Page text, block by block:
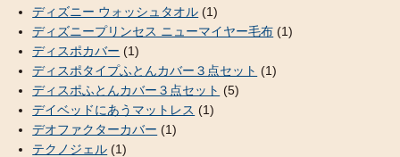
ディズニー ウォッシュタオル (1)
ディズニープリンセス ニューマイヤー毛布 (1)
ディスポカバー (1)
ディスポタイプふとんカバー３点セット (1)
ディスポふとんカバー３点セット (5)
デイベッドにあうマットレス (1)
デオファクターカバー (1)
テクノジェル (1)